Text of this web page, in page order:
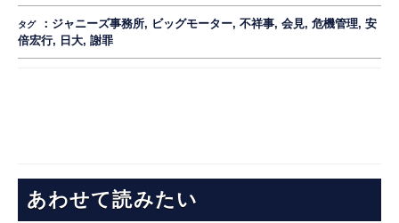
タグ ： ジャニーズ事務所, ビッグモーター,不祥事,会見,危機管理,安
倍宏行, 日大,謝罪
あわせて読みたい